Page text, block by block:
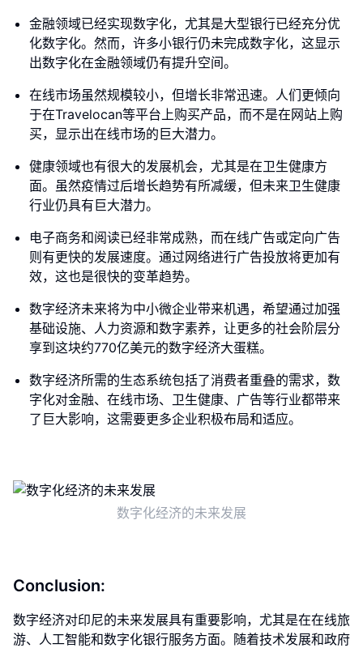
金融领域已经实现数字化，尤其是大型银行已经充分优
化数字化。然而，许多小银行仍未完成数字化，这显示
出数字化在金融领域仍有提升空间。
在线市场虽然规模较小，但增长非常迅速。人们更倾向
于在Travelocan等平台上购买产品，而不是在网站上购
买，显示出在线市场的巨大潜力。
健康领域也有很大的发展机会，尤其是在卫生健康方
面。虽然疫情过后增长趋势有所减缓，但未来卫生健康
行业仍具有巨大潜力。
电子商务和阅读已经非常成熟，而在线广告或定向广告
则有更快的发展速度。通过网络进行广告投放将更加有
效，这也是很快的变革趋势。
数字经济未来将为中小微企业带来机遇，希望通过加强
基础设施、人力资源和数字素养，让更多的社会阶层分
享到这块约770亿美元的数字经济大蛋糕。
数字经济所需的生态系统包括了消费者重叠的需求，数
字化对金融、在线市场、卫生健康、广告等行业都带来
了巨大影响，这需要更多企业积极布局和适应。
数字化经济的未来发展
Conclusion:
数字经济对印尼的未来发展具有重要影响，尤其是在在线旅
游、人工智能和数字化银行服务方面。随着技术发展和政府